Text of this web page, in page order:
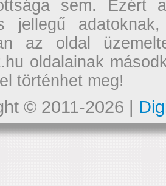
sem. Ezért
jellegű
az oldal
oldalainak
történhet meg!
© 2011-2026 |